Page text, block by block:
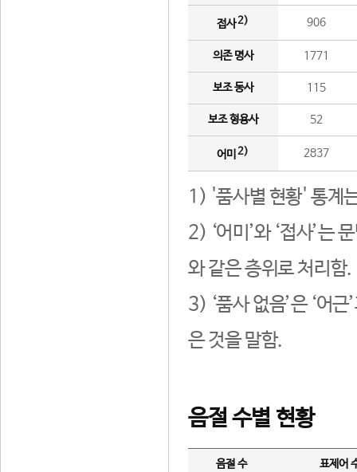
접사2) 906
의존 명사 1771
보조 동사 115
보조 형용사 52
어미 2) 2837
1) '품사별 현황' 통계
2) ‘어미’와 ‘접사’는
와 같은 층위로 처리함.
3) ‘품사 없음’은 ‘어
은 것을 말함.
음절 수별 현황
음절 수 표제어